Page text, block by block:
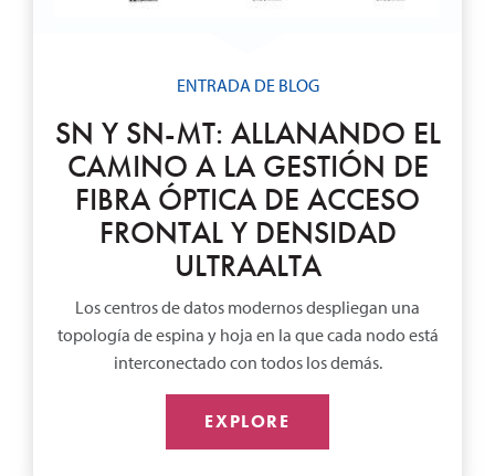
ENTRADA DE BLOG
SN Y SN-MT: ALLANANDO EL
CAMINO A LA GESTIÓN DE
FIBRA ÓPTICA DE ACCESO
FRONTAL Y DENSIDAD
ULTRAALTA
Los centros de datos modernos despliegan una
topología de espina y hoja en la que cada nodo está
interconectado con todos los demás.
EXPLORE